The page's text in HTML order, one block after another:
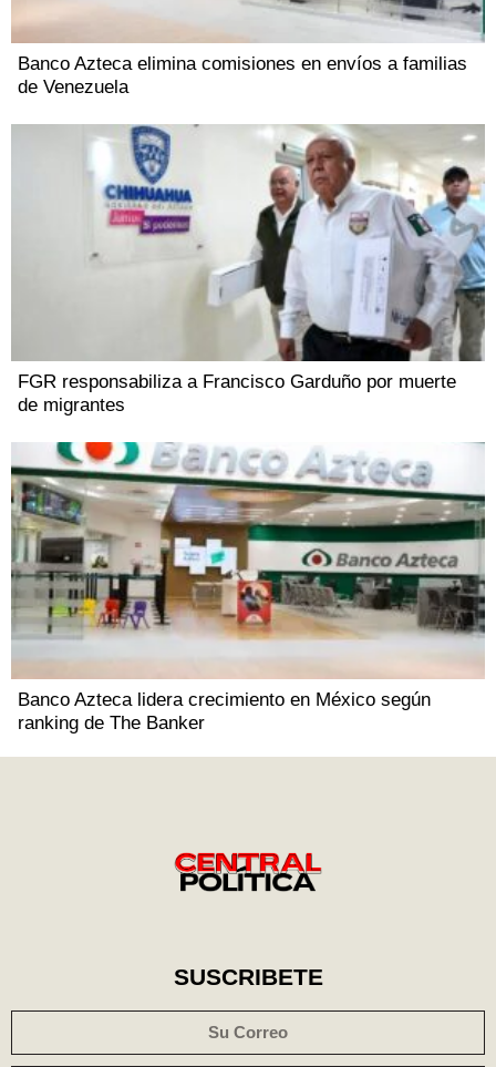
Banco Azteca elimina comisiones en envíos a familias
de Venezuela
FGR responsabiliza a Francisco Garduño por muerte
de migrantes
Banco Azteca lidera crecimiento en México según
ranking de The Banker
SUSCRIBETE